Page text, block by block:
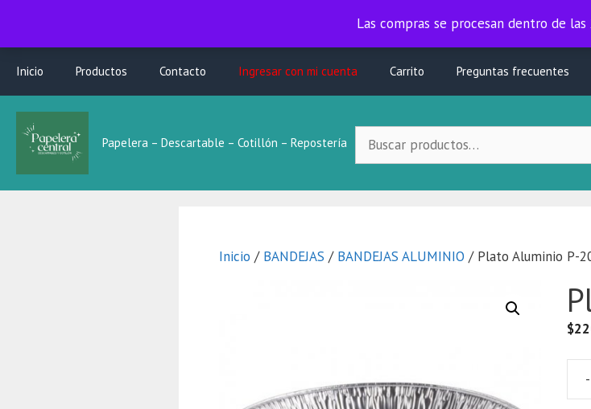
Las compras se procesan dentro
Las compras se procesan dentro de las
contenido
Inicio Productos Contacto Ingresar con mi cuenta Carrito Preguntas frecuentes
Papelera – Descartable – Cotillón – Repostería
Buscar
Local:
Inicio / BANDEJAS / BANDEJAS ALUMINIO / Plato Aluminio P-
$
-